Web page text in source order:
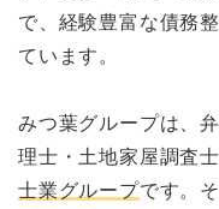
で、経験豊富な債務
ています。
みつ葉グループは、
理士・土地家屋調査
士業グループです。